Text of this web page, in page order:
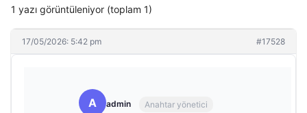
1 yazı görüntüleniyor (toplam 1)
17/05/2026: 5:42 pm #17528
A admin Anahtar yönetici